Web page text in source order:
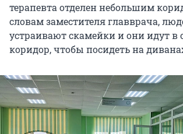
терапевта отделен небольшим
словам заместителя главврача,
устраивают скамейки и они идут в
коридор, чтобы посидеть на